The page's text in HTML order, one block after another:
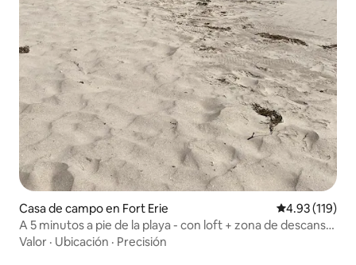
Casa de campo en Fort Erie Calificación
4.93 (119)
A 5 minutos a pie de la playa - con loft + zona de descanso
en el patio trasero
Valor · Ubicación · Precisión